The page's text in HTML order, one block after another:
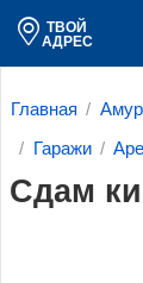
ТВОЙ
АДРЕС
Главная
Гаражи
Сдам